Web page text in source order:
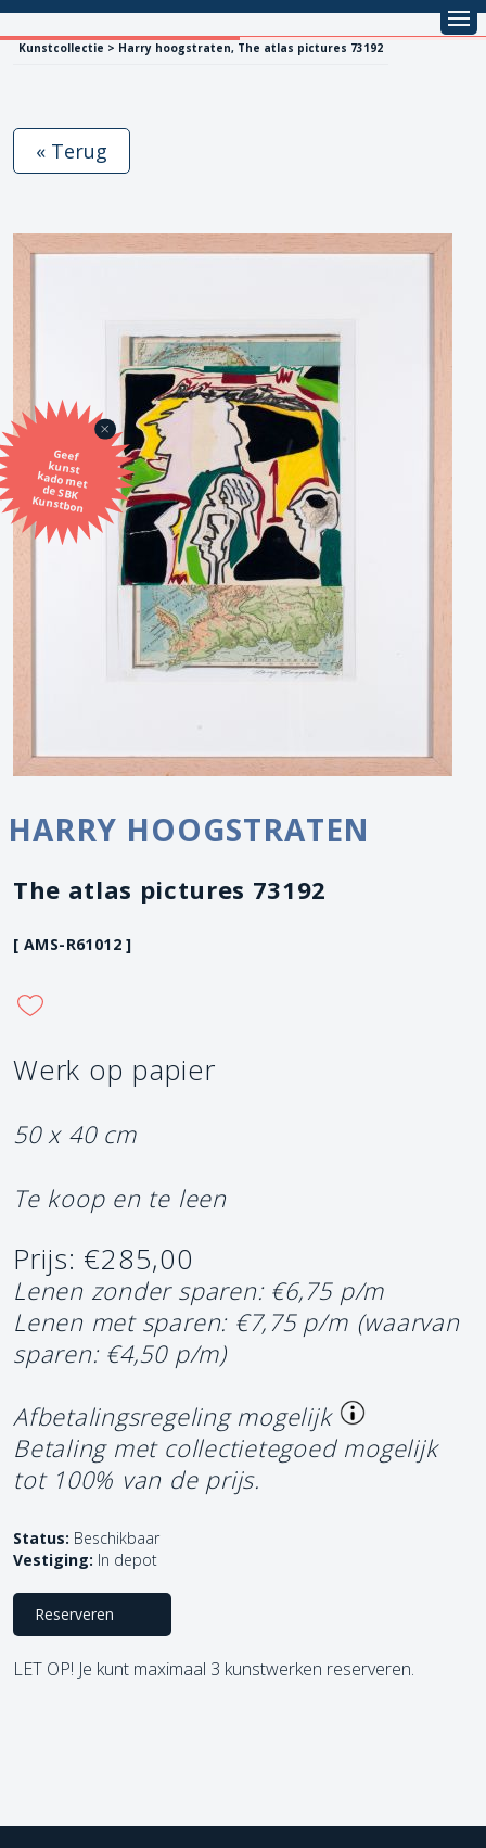
Kunstcollectie > Harry hoogstraten, The atlas pictures 73192
Geef
kunst
kado met
de SBK
Kunstbon
« Terug
HARRY HOOGSTRATEN
The atlas pictures 73192
[ AMS-R61012 ]
Werk op papier
50 x 40 cm
Te koop en te leen
Prijs: €285,00
Lenen zonder sparen: €6,75 p/m
Lenen met sparen: €7,75 p/m (waarvan
sparen: €4,50 p/m)
Afbetalingsregeling mogelijk
Betaling met collectietegoed mogelijk
tot 100% van de prijs.
Status: Beschikbaar
Vestiging: In depot
Reserveren
LET OP! Je kunt maximaal 3 kunstwerken reserveren.